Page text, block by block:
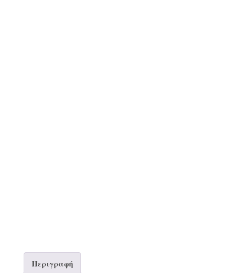
Περιγραφή